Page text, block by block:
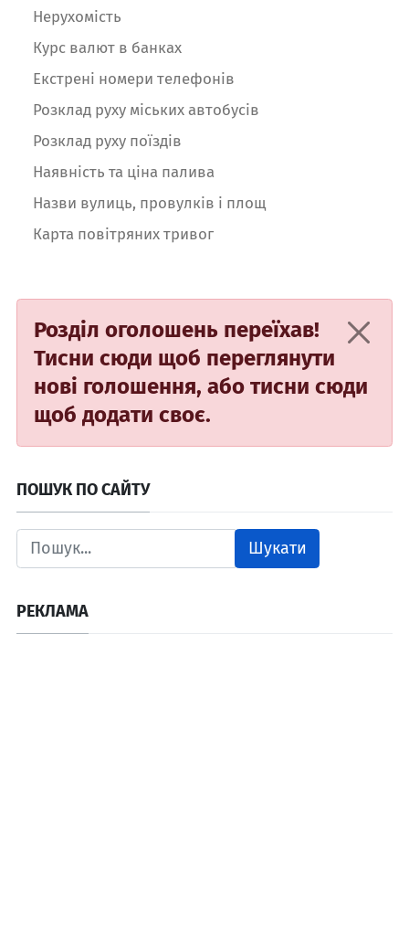
Нерухомість
Курс валют в банках
Екстрені номери телефонів
Розклад руху міських автобусів
Розклад руху поїздів
Наявність та ціна палива
Назви вулиць, провулків і площ
Карта повітряних тривог
Розділ оголошень переїхав!
Тисни сюди щоб переглянути
нові голошення, або тисни сюди
щоб додати своє.
ПОШУК ПО САЙТУ
Шукати
РЕКЛАМА